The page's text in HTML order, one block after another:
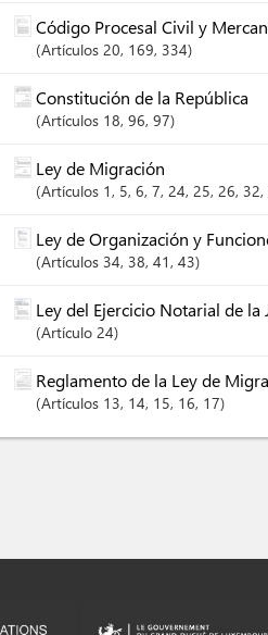
Código Procesal Civil y
Artículos 20, 169, 334
Constitución de la República
Artículos 18, 96, 97
Ley de Migración
Artículos 1, 5, 6, 7, 24, 25, 26, 32,
Ley de Organización y
Artículos 34, 38, 41, 43
Ley del Ejercicio Notarial de
Artículo 24
Reglamento de la Ley de
Artículos 13, 14, 15, 16, 17